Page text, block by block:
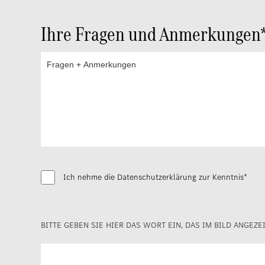
Ihre Fragen und
Ich nehme die Datenschutzerklärung zur Kenntnis*
BITTE GEBEN SIE HIER DAS WORT EIN, DAS IM BILD